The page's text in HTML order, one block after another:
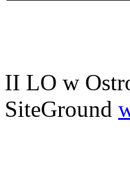
II LO w
SiteGround